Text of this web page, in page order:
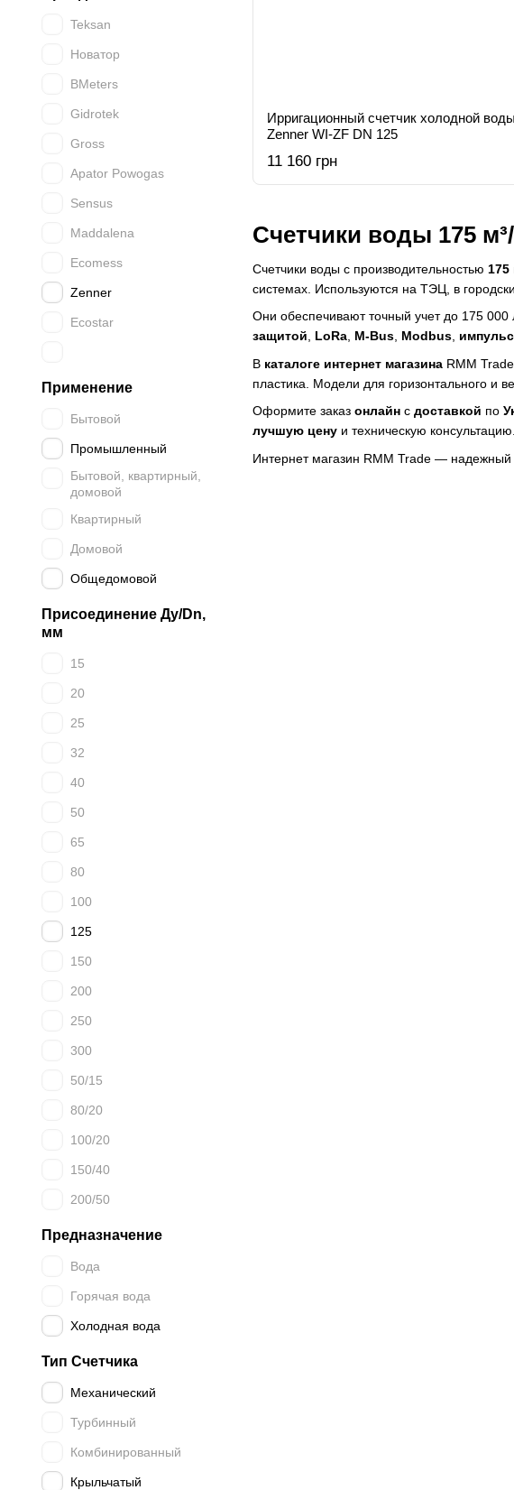
Счетчики воды 175
Счетчики воды с производительностью 175
системах. Используются на ТЭЦ, в
Они обеспечивают точный учет до 175 000
защитой, LoRa, M-Bus, Modbus,
В каталоге интернет магазина RMM
пластика. Модели для горизонтального и
Оформите заказ онлайн с доставкой по
лучшую цену и техническую консультацию.
Интернет магазин RMM Trade — надежный
Ирригационный счетчик холодной воды
Zenner WI-ZF DN 125
11 160 грн
Teksan
Новатор
BMeters
Gidrotek
Gross
Apator Powogas
Sensus
Maddalena
Ecomess
Zenner
Ecostar
Применение
Бытовой
Промышленный
Бытовой, квартирный,
домовой
Квартирный
Домовой
Общедомовой
Присоединение Ду/Dn,
мм
15
20
25
32
40
50
65
80
100
125
150
200
250
300
50/15
80/20
100/20
150/40
200/50
Предназначение
Вода
Горячая вода
Холодная вода
Тип Счетчика
Механический
Турбинный
Комбинированный
Крыльчатый